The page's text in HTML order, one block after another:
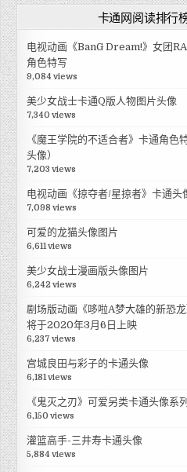
卡通网阅读排行
电视动画《BanG Dream!》女团
角色特写
9,084 views
美少女战士卡通Q版人物图片头像
7,340 views
《魔王学院的不适合者》卡通角色
头像）
7,203 views
电视动画《掠夺者/星掠者》卡通头
7,098 views
可爱的龙猫头像图片
6,611 views
美少女战士漫画版头像图片
6,242 views
剧场版动画《哆啦A梦大雄的新恐龙
将于2020年3月6日上映
6,237 views
宫城良田与彩子的卡通头像
6,181 views
《鬼灭之刃》可爱另类卡通头像系列
6,150 views
灌篮高手-三井寿卡通头像
5,884 views